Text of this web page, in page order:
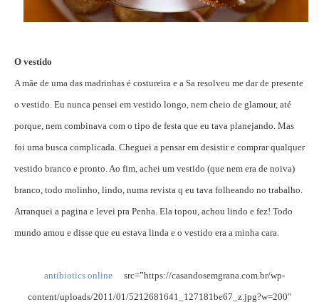
O vestido
A mãe de uma das madrinhas é costureira e a Sa resolveu me dar de presente
o vestido. Eu nunca pensei em vestido longo, nem cheio de glamour, até
porque, nem combinava com o tipo de festa que eu tava planejando. Mas
foi uma busca complicada. Cheguei a pensar em desistir e comprar qualquer
vestido branco e pronto. Ao fim, achei um vestido (que nem era de noiva)
branco, todo molinho, lindo, numa revista q eu tava folheando no trabalho.
Arranquei a pagina e levei pra Penha. Ela topou, achou lindo e fez! Todo
mundo amou e disse que eu estava linda e o vestido era a minha cara.
antibiotics online
src=”https://casandosemgrana.com.br/wp-
content/uploads/2011/01/5212681641_127181be67_z.jpg?w=200″